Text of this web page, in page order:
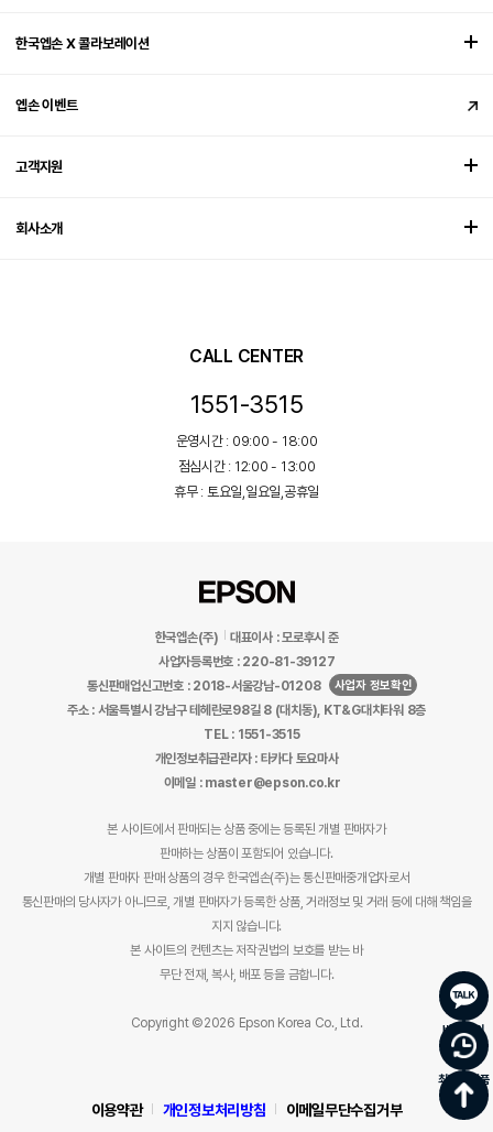
한국엡손 X 콜라보레이션
엡손 이벤트
고객지원
회사소개
CALL CENTER
1551-3515
운영시간 : 09:00 - 18:00
점심시간 : 12:00 - 13:00
휴무 : 토요일,일요일,공휴일
한국엡손(주)
대표이사 : 모로후시 준
사업자등록번호 : 220-81-39127
통신판매업신고번호 : 2018-서울강남-01208
사업자 정보확인
주소 : 서울특별시 강남구 테헤란로98길 8 (대치동), KT&G대치타워 8층
TEL : 1551-3515
개인정보취급관리자 : 타카다 토요마사
이메일 : master@epson.co.kr
본 사이트에서 판매되는 상품 중에는 등록된 개별 판매자가
판매하는 상품이 포함되어 있습니다.
개별 판매자 판매 상품의 경우 한국엡손(주)는 통신판매중개업자로서
통신판매의 당사자가 아니므로, 개별 판매자가 등록한 상품, 거래정보 및 거래 등에 대해 책임을
지지 않습니다.
본 사이트의 컨텐츠는 저작권법의 보호를 받는 바
무단 전재, 복사, 배포 등을 금합니다.
Copyright ©2026 Epson Korea Co., Ltd.
이용약관 개인정보처리방침 이메일무단수집거부
바로문의
최근 본 상품